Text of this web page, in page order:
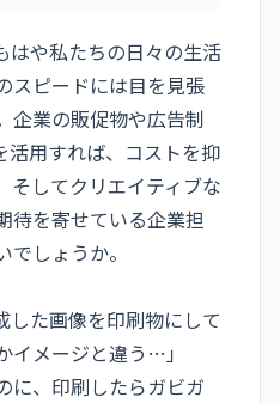
はや私たちの日々の生活
スピードには目を見張
企業の販促物や広告制
活用すれば、コストを抑
そしてクリエイティブな
待を寄せている企業担
しょうか。
した画像を印刷物にして
イメージと違う…」
に、印刷したらガビガ